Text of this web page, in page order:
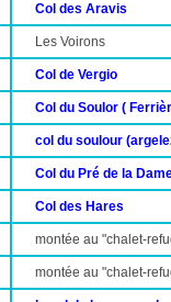
Col des Aravis
Les Voirons
Col de Vergio
Col du Soulor (
col du soulour
Col du Pré de la
Col des Hares
montée au "chalet-
montée au "chalet-